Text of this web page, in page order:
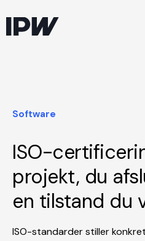
Software
ISO-
projekt, du
en tilstand du
ISO-standarder stiller